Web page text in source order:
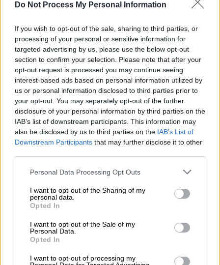
Do Not Process My Personal Information
If you wish to opt-out of the sale, sharing to third parties, or
processing of your personal or sensitive information for
targeted advertising by us, please use the below opt-out
section to confirm your selection. Please note that after your
opt-out request is processed you may continue seeing
interest-based ads based on personal information utilized by
us or personal information disclosed to third parties prior to
your opt-out. You may separately opt-out of the further
disclosure of your personal information by third parties on the
IAB’s list of downstream participants. This information may
also be disclosed by us to third parties on the IAB’s List of
Downstream Participants that may further disclose it to other
Please note that this website/app uses one or more Google
not limited to your visit or usage behaviour. You may click to
grant or deny consent to Google and its third-party tags to
use your data for below specified purposes in below Google
consent section.
Personal Data Processing Opt Outs
I want to opt-out of the Sharing of my
personal data.
Opted In
I want to opt-out of the Sale of my
Personal Data.
Opted In
I want to opt-out of processing my
02.11.2018 14:48
cheesecake
ΑΛΛΑ #TAGS
αεροπλάνο
ειδήσεις τώρα